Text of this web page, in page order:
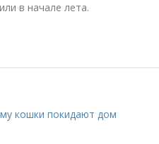
в начале лета.
кошки покидают дом